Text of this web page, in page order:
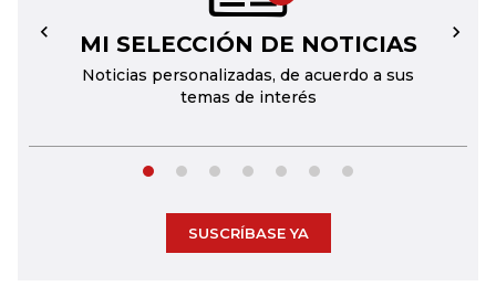
MI SELECCIÓN DE NOTICIAS
Noticias personalizadas, de acuerdo a sus
temas de interés
← →
SUSCRÍBASE YA